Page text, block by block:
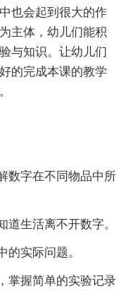
也会起到很大的作
主体，幼儿们能积
与知识。让幼儿们
的完成本课的教学
数字在不同物品中所
道生活离不开数字。
的实际问题。
掌握简单的实验记录